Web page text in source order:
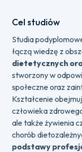
Cel studiów
Studia
łączą wiedzę z
dietetycznych
stworzony w
społeczne oraz
Kształcenie
człowieka
ale także żywienia
chorób
podstawy